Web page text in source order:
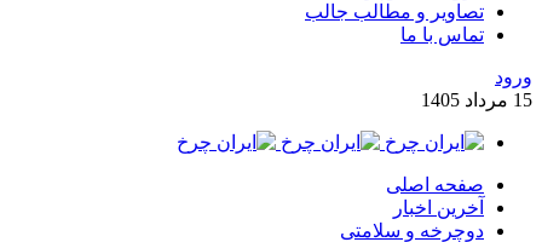
تصاویر و مطالب جالب
تماس با ما
ورود
15 مرداد 1405
صفحه اصلی
آخرین اخبار
دوچرخه و سلامتی